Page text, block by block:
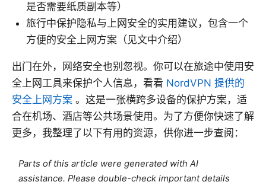
是否需要纸质副本等）
旅行中保护隐私与上网安全的实用建议，包含一个
方便的安全上网方案（见文中介绍）
出门在外，网络安全也别忽视。你可以在旅途中使用安
全上网工具来保护个人信息，看看 NordVPN 提供的
安全上网方案 。这是一张横跨多设备的保护方案，适
合在机场、酒店等公共场景使用。为了方便你快速了解
更多，我整理了以下有用的资源，供你进一步查阅：
Parts of this article were generated with AI
assistance. Please double-check important details